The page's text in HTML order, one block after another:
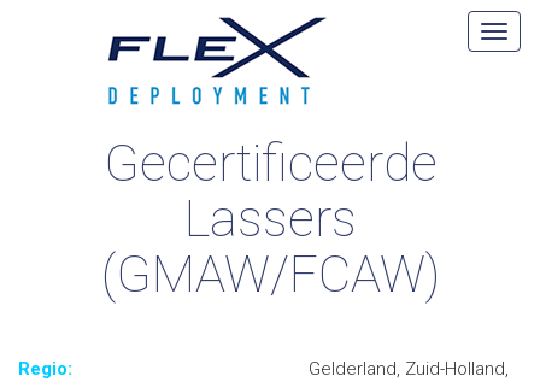
Gecertificeerde
Lassers
(GMAW/FCAW)
Regio:
Gelderland, Zuid-Holland,